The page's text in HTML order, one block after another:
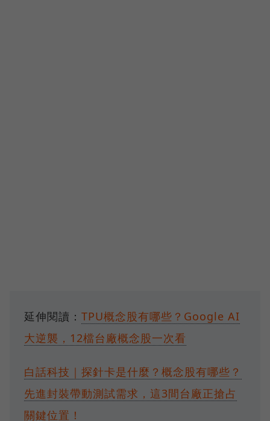
延伸閱讀： TPU概念股有哪些？Google AI
大逆襲，12檔台廠概念股一次看
白話科技｜探針卡是什麼？概念股有哪些？
先進封裝帶動測試需求，這3間台廠正搶占
關鍵位置！